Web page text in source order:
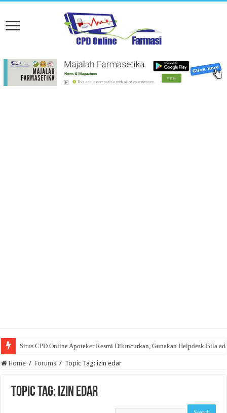
Situs CPD Online Apoteker Resmi Diluncurkan, Gunakan Helpdesk Bila
Home / Forums / Topic Tag: izin edar
Topic Tag: izin edar